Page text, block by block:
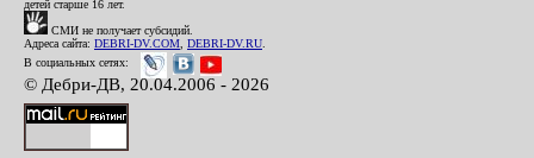
детей старше 16 лет.
СМИ не получает субсидий.
Адреса сайта: DEBRI-DV.COM DEBRI-DV.RU
В социальных сетях:
© Дебри-ДВ, 20.04.2006 - 2026